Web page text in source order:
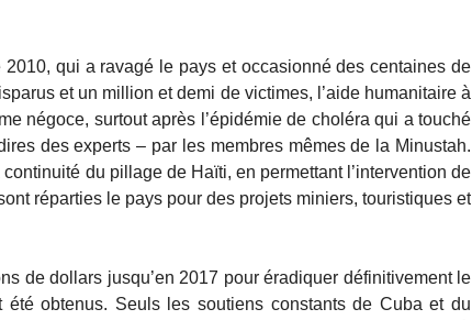
qui a ravagé le pays et occasionné des centaines de
et un million et demi de victimes, l’aide humanitaire à
négoce, surtout après l’épidémie de choléra qui a touché
des experts – par les membres mêmes de la Minustah.
continuité du pillage de Haïti, en permettant l’intervention de
réparties le pays pour des projets miniers, touristiques et
de dollars jusqu’en 2017 pour éradiquer définitivement le
obtenus. Seuls les soutiens constants de Cuba et du